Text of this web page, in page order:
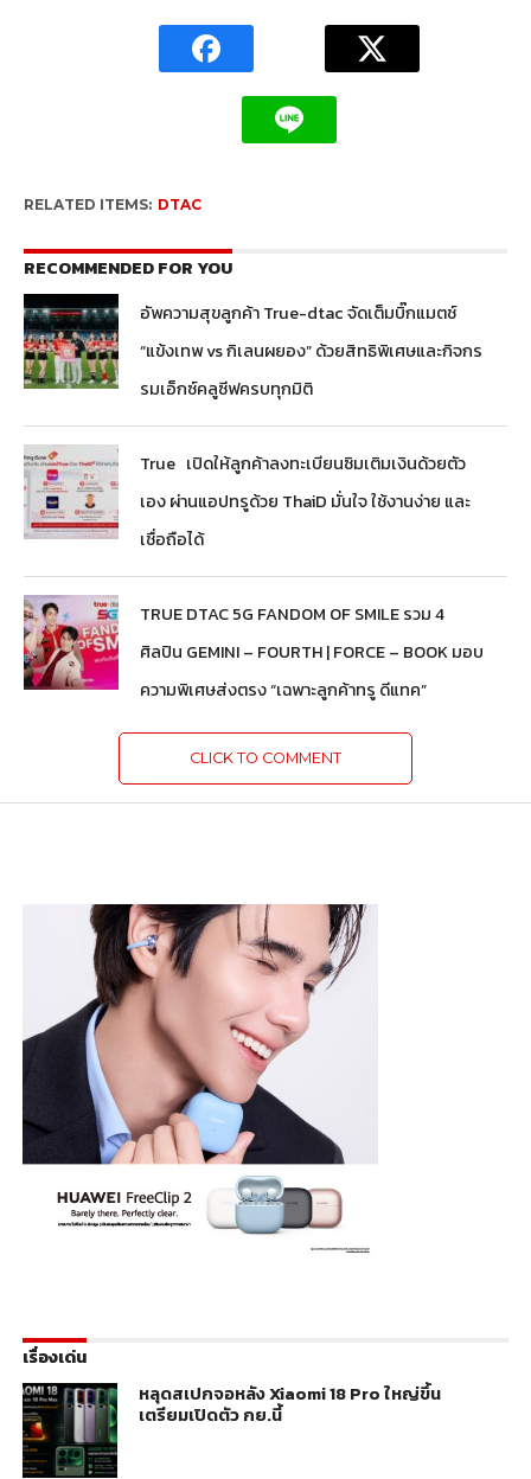
RELATED ITEMS: DTAC
RECOMMENDED FOR YOU
อัพความสุขลูกค้า True-dtac จัดเต็มบิ๊กแมตช์
“แข้งเทพ vs กิเลนผยอง” ด้วยสิทธิพิเศษและกิจกร
รมเอ็กซ์คลูซีฟครบทุกมิติ
True เปิดให้ลูกค้าลงทะเบียนซิมเติมเงินด้วยตัว
เอง ผ่านแอปทรูด้วย ThaiD มั่นใจ ใช้งานง่าย และ
เชื่อถือได้
TRUE DTAC 5G FANDOM OF SMILE รวม 4
ศิลปิน GEMINI – FOURTH | FORCE – BOOK มอบ
ความพิเศษส่งตรง “เฉพาะลูกค้าทรู ดีแทค”
CLICK TO COMMENT
เรื่องเด่น
หลุดสเปกจอหลัง Xiaomi 18 Pro ใหญ่ขึ้น
เตรียมเปิดตัว กย.นี้